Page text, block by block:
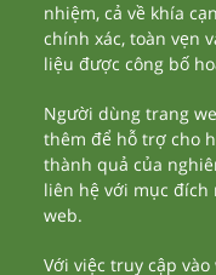
nhiệm, cả về khía
chính xác, toàn vẹn
liệu được công bố
Người dùng trang
thêm để hỗ trợ cho
thành quả của
liên hệ với mục đích
web.
Với việc truy cập